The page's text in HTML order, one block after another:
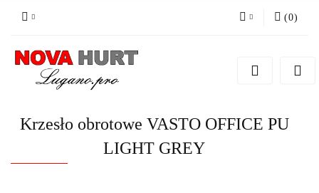
Zarejestruj się
(0)
Krzesło obrotowe VASTO OFFICE PU
LIGHT GREY